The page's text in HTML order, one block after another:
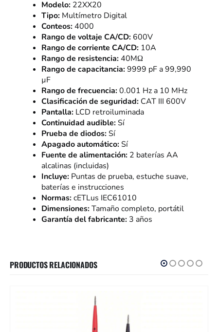
Modelo:22XX20
Tipo:Multímetro Digital
Conteos:4000
Rango de voltaje CA/CD:600V
Rango de corriente CA/CD:10A
Rango de resistencia:40MΩ
Rango de capacitancia:9999 pF a 99,990
µF
Rango de frecuencia:0.001 Hz a 10 MHz
Clasificación de seguridad:CAT III 600V
Pantalla:LCD retroiluminada
Continuidad audible:Sí
Prueba de diodos:Sí
Apagado automático:Sí
Fuente de alimentación:2 baterías AA
alcalinas (incluidas)
Incluye:Puntas de prueba, estuche suave,
baterías e instrucciones
Normas:cETLus IEC61010
Dimensiones:Tamaño completo, portátil
Garantía del fabricante:3 años
PRODUCTOS RELACIONADOS